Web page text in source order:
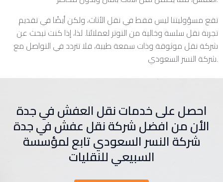
تقع مسؤوليتنا ليس فقط في نقل الأثاث، ولكن أيضًا في تقديم
تجربة نقل سلسة وخالية من التوتر لعملائنا. لذا، إذا كنت تبحث عن
شركة نقل موثوقة وذات سمعة طيبة، فلا تتردد في التواصل مع
شركة النسر السعودي.
احصل على خدمات نقل العفش في جدة
الأن من افضل شركة نقل عفش في جدة
شركة النسر السعودي تابع لمؤسسة
السبيعي للنقليات